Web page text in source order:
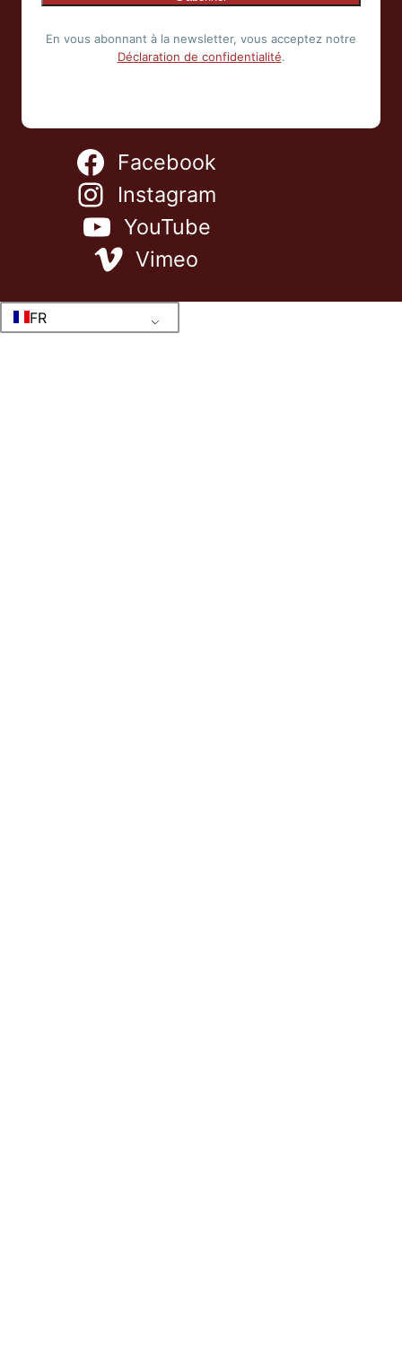
En vous abonnant à la newsletter, vous acceptez notre
Déclaration de confidentialité.
Facebook
Instagram
YouTube
Vimeo
FR